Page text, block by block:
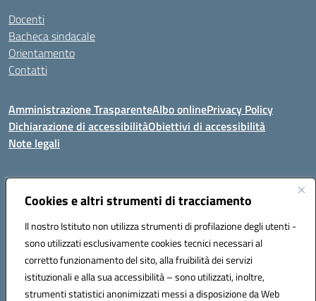
Cookies e altri strumenti di tracciamento
Il nostro Istituto non utilizza strumenti di profilazione degli utenti -
sono utilizzati esclusivamente cookies tecnici necessari al
corretto funzionamento del sito, alla fruibilità dei servizi
istituzionali e alla sua accessibilità – sono utilizzati, inoltre,
strumenti statistici anonimizzati messi a disposizione da Web
Docenti
Bacheca sindacale
Orientamento
Contatti
Amministrazione TrasparenteAlbo onlinePrivacy Policy
Dichiarazione di accessibilitàObiettivi di accessibilità
Note legali
Indirizzo:Viale P. Togliatti snc 67039 Sulmona (AQ)
Posta elettronica certificata (PEC):aqis01900g@pec.istruzione.it
Codice fiscale: 92025400661
Codice meccanografico: AQIS01900G